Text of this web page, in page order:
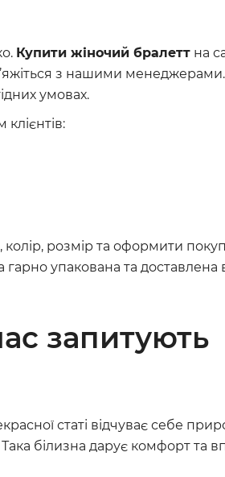
Купити жіночий бралетт на
з нашими
умовах.
розмір та оформити
упакована та доставлена
запитують
статі відчуває себе
білизна дарує комфорт та